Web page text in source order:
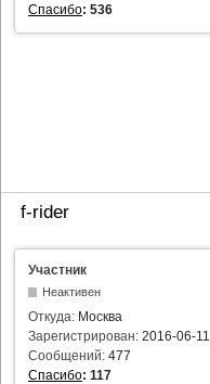
Спасибо: 536
f-rider
Участник
Неактивен
Откуда: Москва
Зарегистрирован: 2016-06-11
Сообщений: 477
Спасибо: 117